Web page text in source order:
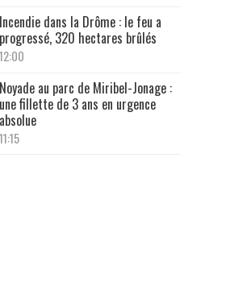
Incendie dans la Drôme : le feu a
progressé, 320 hectares brûlés
12:00
Noyade au parc de Miribel-Jonage :
une fillette de 3 ans en urgence
absolue
11:15